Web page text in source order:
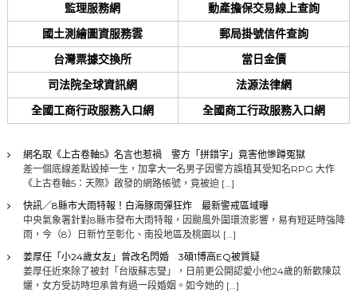
監理服務網
動產擔保交易線上查詢
國土測繪圖資服務雲
郵局掛號信件查詢
台灣票據交換所
當日金價
司法院全球資訊網
法源法律網
全國工商行政服務入口網
全國商工行政服務入口網
網名取《上古卷軸5》名言也惹禍 警方「拼錯字」竟害他慘蹲冤獄
差一個底線差點毀掉一生，加拿大一名男子因警方誤植其受知名RPG 大作
《上古卷軸5：天際》啟發的網路帳號，竟被迫 […]
快訊／8縣市大雨特報！白海豚雨彈狂炸 最新警戒區域曝
中央氣象署針對8縣市發布大雨特報，因颱風外圍環流影響，易有短延時強降
雨，今（8）日新竹至彰化、南投地區及桃園以 […]
姜厚任「小24歲女友」曾改名閃婚 3碩1博高EQ被質疑
姜厚任近來除了被封「台版蘇志燮」，日前更公開認愛小他24歲的新歡陳苡
孋，女方受訪時坦承曾有過一段婚姻。如今她的 […]